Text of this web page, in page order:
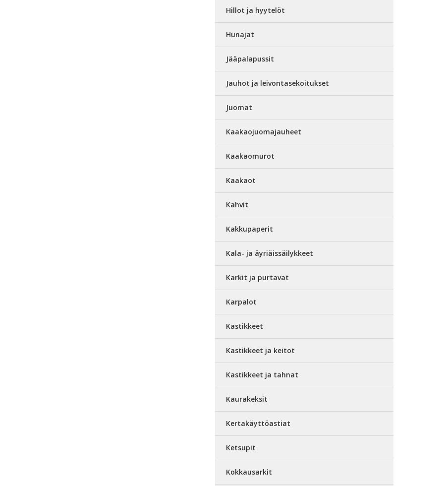
Hillot ja hyytelöt
Hunajat
Jääpalapussit
Jauhot ja leivontasekoitukset
Juomat
Kaakaojuomajauheet
Kaakaomurot
Kaakaot
Kahvit
Kakkupaperit
Kala- ja äyriäissäilykkeet
Karkit ja purtavat
Karpalot
Kastikkeet
Kastikkeet ja keitot
Kastikkeet ja tahnat
Kaurakeksit
Kertakäyttöastiat
Ketsupit
Kokkausarkit